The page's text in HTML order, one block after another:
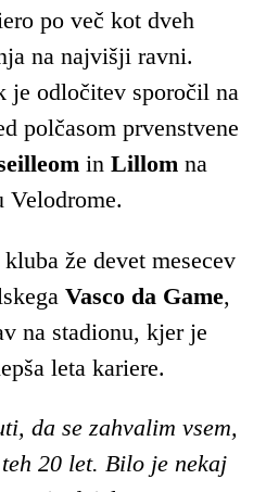
po več kot dveh
na najvišji ravni.
je odločitev sporočil na
polčasom prvenstvene
in Lillom na
Velodrome.
že devet mesecev
Vasco da Game,
na stadionu, kjer je
leta kariere.
da se zahvalim vsem,
20 let. Bilo je nekaj